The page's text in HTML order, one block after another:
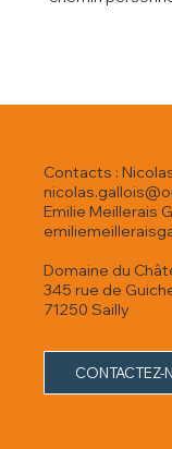
Contacts :
Emilie Meillerais
Domaine du
345 rue de
71250 Sailly
CONTACTEZ-